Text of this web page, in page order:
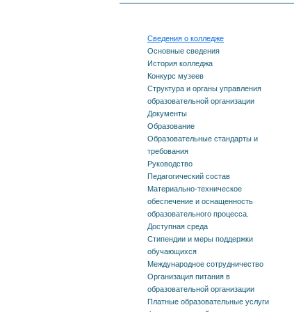
образовательной
организации
Документы
Образование
Образовательные
стандарты и требования
Руководство
Педагогический состав
Материально-техническое
30.07.2019г.
Сведения о колледже
Основные сведения
История колледжа
Конкурс музеев
Структура и органы управления
образовательной организации
Документы
Образование
Образовательные стандарты и
требования
Руководство
Педагогический состав
Материально-техническое
обеспечение и оснащенность
образовательного процесса.
Доступная среда
Стипендии и меры поддержки
обучающихся
Международное сотрудничество
Организация питания в
образовательной организации
Платные образовательные услуги